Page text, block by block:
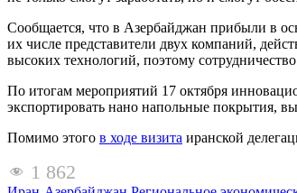
Сообщается, что в Азербайджан прибыли в
их числе представители двух компаний,
высоких технологий, поэтому
По итогам мероприятий 17 октября
экспортировать нано напольные покрытия,
Помимо этого в ходе визита иранской
1 862